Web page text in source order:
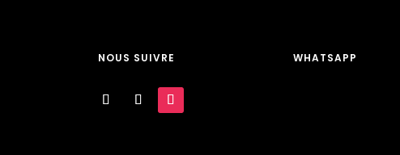
NOUS SUIVRE WHATSAPP